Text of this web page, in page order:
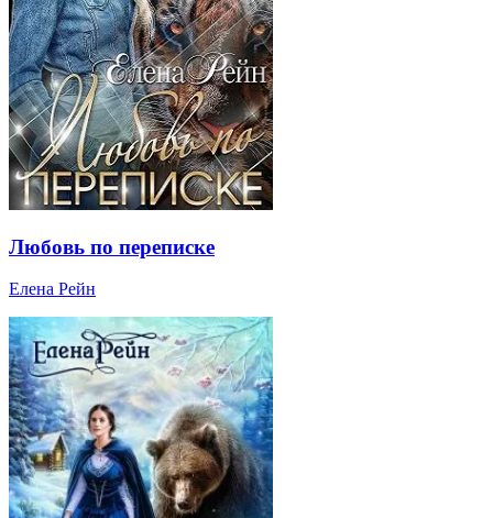
Любовь по переписке
Елена Рейн